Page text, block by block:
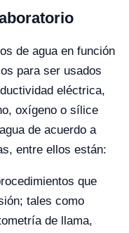
de agua en función
para ser usados
eléctrica,
oxígeno o sílice
de acuerdo a
entre ellos están:
que
tales como
de llama,